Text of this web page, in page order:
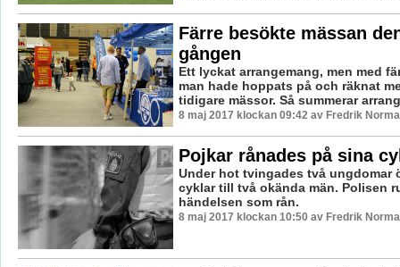
Färre besökte mässan
gången
Ett lyckat arrangemang, men med
man hade hoppats på och räknat
tidigare mässor. Så summerar
8 maj 2017 klockan 09:42 av Fredrik
Pojkar rånades på sina
Under hot tvingades två ungdomar
cyklar till två okända män. Polisen
händelsen som rån.
8 maj 2017 klockan 10:50 av Fredrik